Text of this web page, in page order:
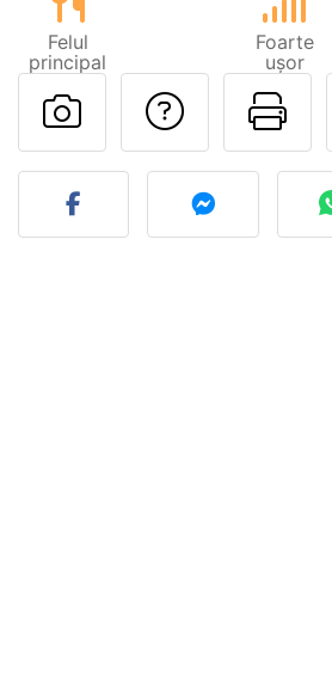
Felul
principal
Foarte
ușor
Postează o